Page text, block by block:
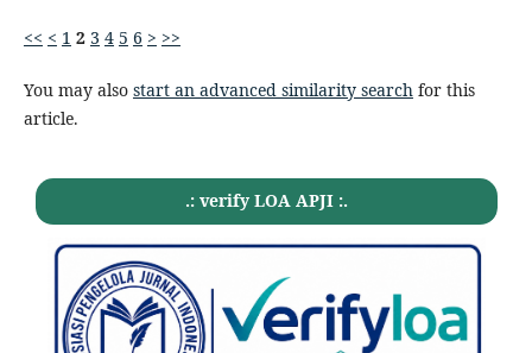
<< < 1 2 3 4 5 6 > >>
You may also start an advanced similarity search for this
article.
.: verify LOA APJI :.